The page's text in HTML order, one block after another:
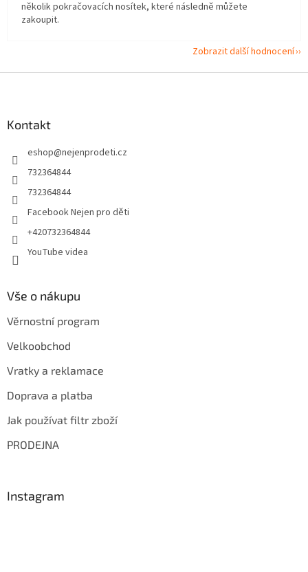
několik pokračovacích nosítek, které následně můžete
zakoupit.
Zobrazit další hodnocení
Kontakt
eshop@nejenprodeti.cz
732364844
732364844
Facebook Nejen pro děti
+420732364844
YouTube videa
Vše o nákupu
Věrnostní program
Velkoobchod
Vratky a reklamace
Doprava a platba
Jak používat filtr zboží
PRODEJNA
Instagram